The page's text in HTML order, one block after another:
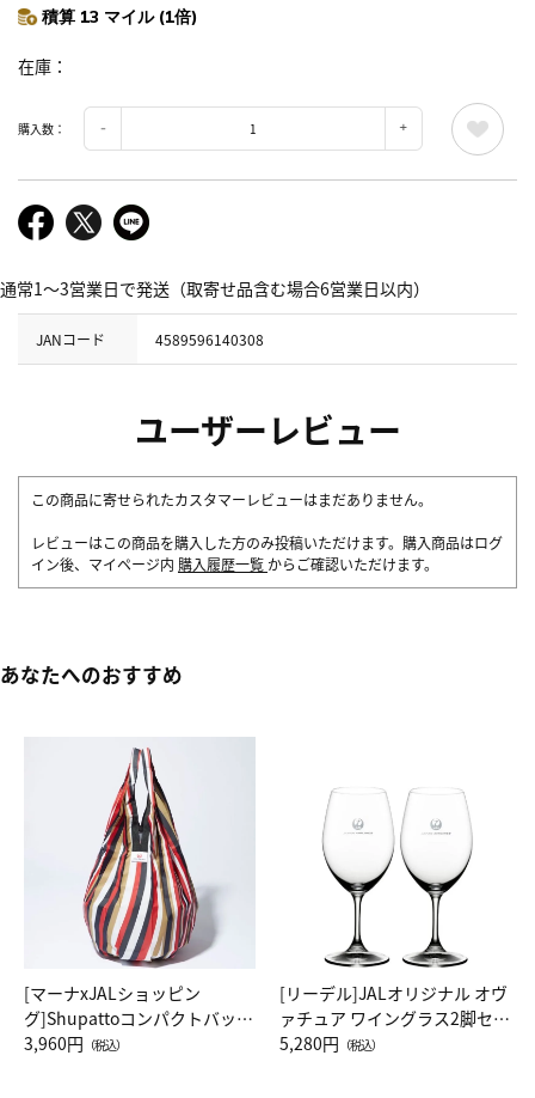
積算 13 マイル (1倍)
在庫
購入数：
通常1～3営業日で発送（取寄せ品含む場合6営業日以内）
JANコード 4589596140308
ユーザーレビュー
この商品に寄せられたカスタマーレビューはまだありません。
レビューはこの商品を購入した方のみ投稿いただけます。購入商品はログ
イン後、マイページ内 購入履歴一覧 からご確認いただけます。
あなたへのおすすめ
[マーナxJALショッピン
グ]Shupattoコンパクトバッグ
Drop JAL客室乗務員（LC）ス
3,960円 （税込）
[リーデル]JALオリジナル オヴ
ァチュア ワイングラス2脚セッ
ト（レッドワイン）
5,280円 （税込）